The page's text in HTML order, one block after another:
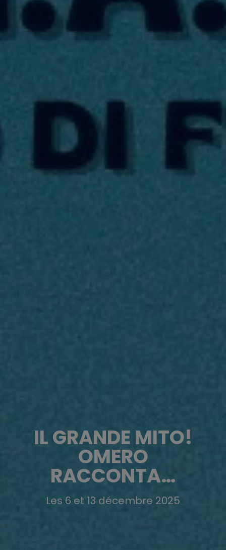
IL GRANDE MITO!
OMERO
RACCONTA…
Les 6 et 13 décembre 2025